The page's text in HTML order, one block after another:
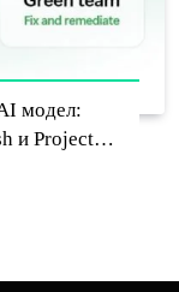
модел:
и Project